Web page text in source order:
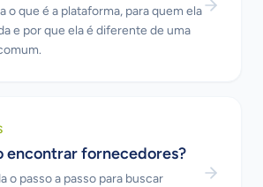
o que é a plataforma, para quem ela
e por que ela é diferente de uma
encontrar fornecedores?
o passo a passo para buscar